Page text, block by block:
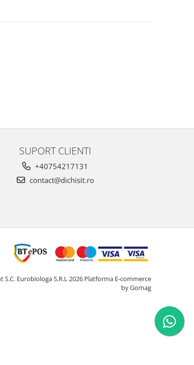
SUPORT CLIENTI
+40754217131
contact@dichisit.ro
Eurobiologa S.R.L 2026 Platforma E-commerce
by Gomag